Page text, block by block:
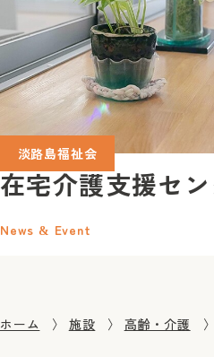
在宅介護支援セ
News & Event
淡路島福祉会
ホーム 施設 高齢・介護